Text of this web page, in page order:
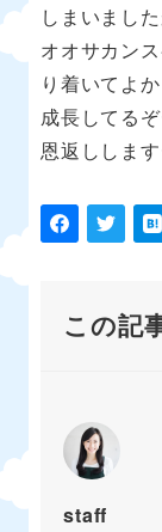
しまいまし
オオサカン
り着いてよか
成長してるぞ
恩返ししま
この記
staff